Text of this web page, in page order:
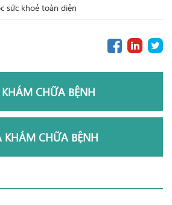
sức khoẻ toàn diện
CHỮA BỆNH
KHÁM CHỮA BỆNH